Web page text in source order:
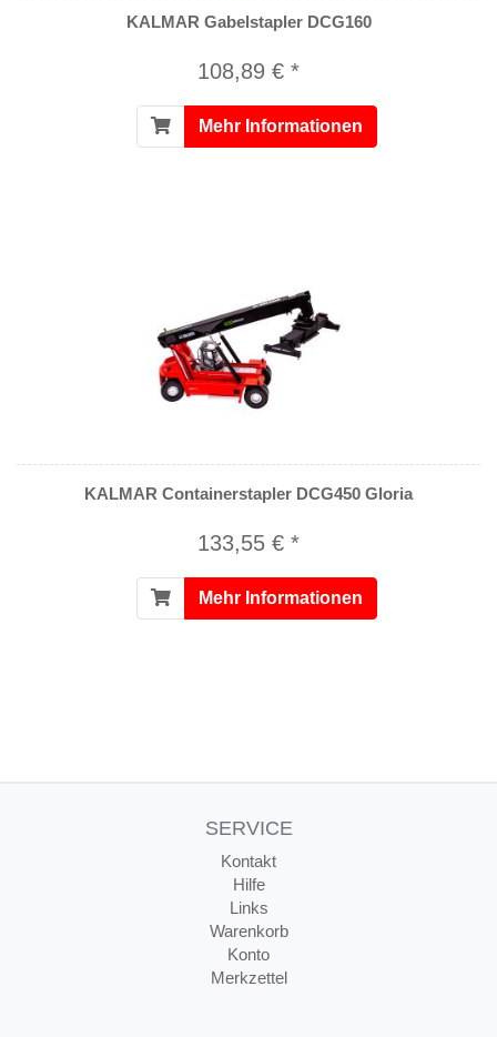
KALMAR Gabelstapler DCG160
108,89 € *
Mehr Informationen
KALMAR Containerstapler DCG450 Gloria
133,55 € *
Mehr Informationen
SERVICE
Kontakt
Hilfe
Links
Warenkorb
Konto
Merkzettel